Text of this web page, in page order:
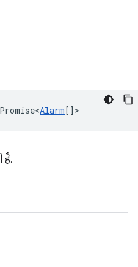
Promise<Alarm[] >
है.